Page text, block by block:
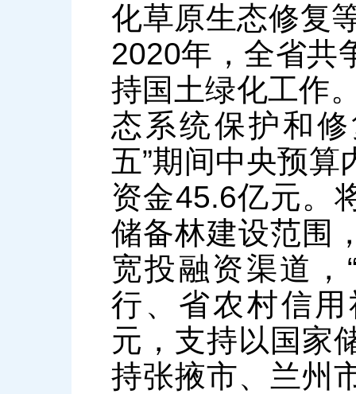
化草原生态修复
2020年，全省共
持国土绿化工作
态系统保护和
五”期间中央预
资金45.6亿元。
储备林建设范围
宽投融资渠道，
行、省农村信
元，支持以国家
持张掖市、兰州